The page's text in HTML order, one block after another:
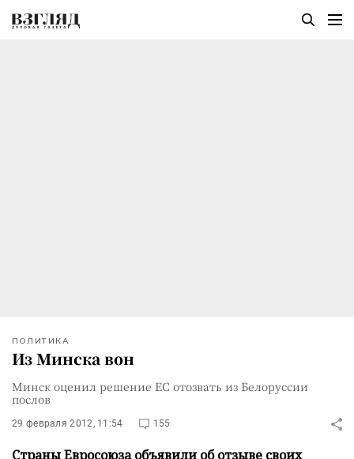
ПОЛИТИКА
Из Минска вон
Минск оценил решение ЕС отозвать из Белоруссии
послов
29 февраля 2012, 11:54 155
Страны Евросоюза объявили об отзыве своих